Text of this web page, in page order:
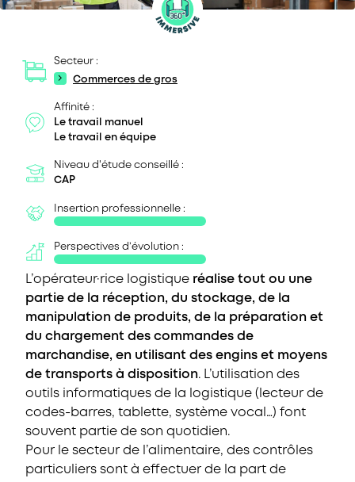
Secteur :
Commerces de gros
Affinité :
Le travail manuel
Le travail en équipe
Niveau d'étude conseillé :
CAP
Insertion professionnelle :
Perspectives d’évolution :
L’opérateur·rice logistique réalise tout ou une
partie de la réception, du stockage, de la
manipulation de produits, de la préparation et
du chargement des commandes de
marchandise, en utilisant des engins et moyens
de transports à disposition. L’utilisation des
outils informatiques de la logistique (lecteur de
codes-barres, tablette, système vocal…) font
souvent partie de son quotidien.
Pour le secteur de l’alimentaire, des contrôles
particuliers sont à effectuer de la part de